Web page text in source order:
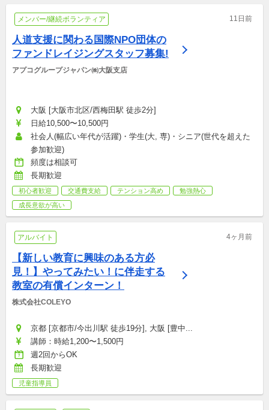
メンバー/継続ボランティア 11日前
人道支援に関わる国際NPO団体の
ファンドレイジングスタッフ募集!
アプコグループジャパン㈱大阪支店
大阪 [大阪市北区/西梅田駅 徒歩2分]
日給10,500〜10,500円
社会人(幅広い年代が活躍)・学生(大, 専)・シニア(世代を超えた
参加歓迎)
頻度は相談可
長期歓迎
初心者歓迎 交通費支給 テンション高め
勉強熱心
成長意欲が高い
アルバイト 4ヶ月前
【新しい教育に興味のある方必
見！】やってみたい！に伴走する
教室の有償インターン！
株式会社COLEYO
京都 [京都市/今出川駅 徒歩19分], 大阪 [豊中...
講師：時給1,200〜1,500円
週2回からOK
長期歓迎
児童指導員